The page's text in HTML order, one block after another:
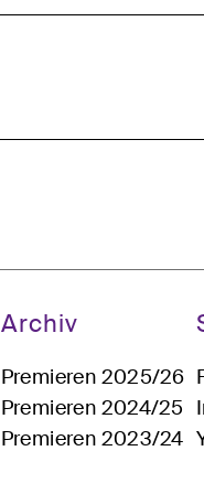
Archiv
Premieren 2025/26
Premieren 2024/25
Premieren 2023/24